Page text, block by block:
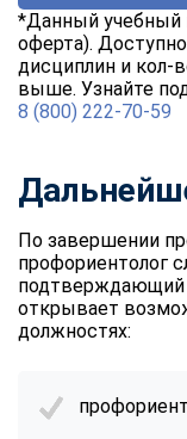
*Данный учебный
оферта).
дисциплин и кол-
выше. Узнайте
8 (800) 222-70-59
По завершении
профориентолог
подтверждающий
открывает
должностях:
online
Мессенджеры
Telegram